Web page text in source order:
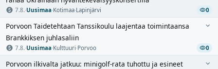
7.8.·Uusimaa·Kotimaa·Lapinjärvi 0
Porvoon Taidetehtaan Tanssikoulu laajentaa toimintaansa
Brankkiksen juhlasaliin
7.8.·Uusimaa·Kulttuuri·Porvoo 0
Porvoon ilkivalta jatkuu: minigolf-rata tuhottu ja esineet